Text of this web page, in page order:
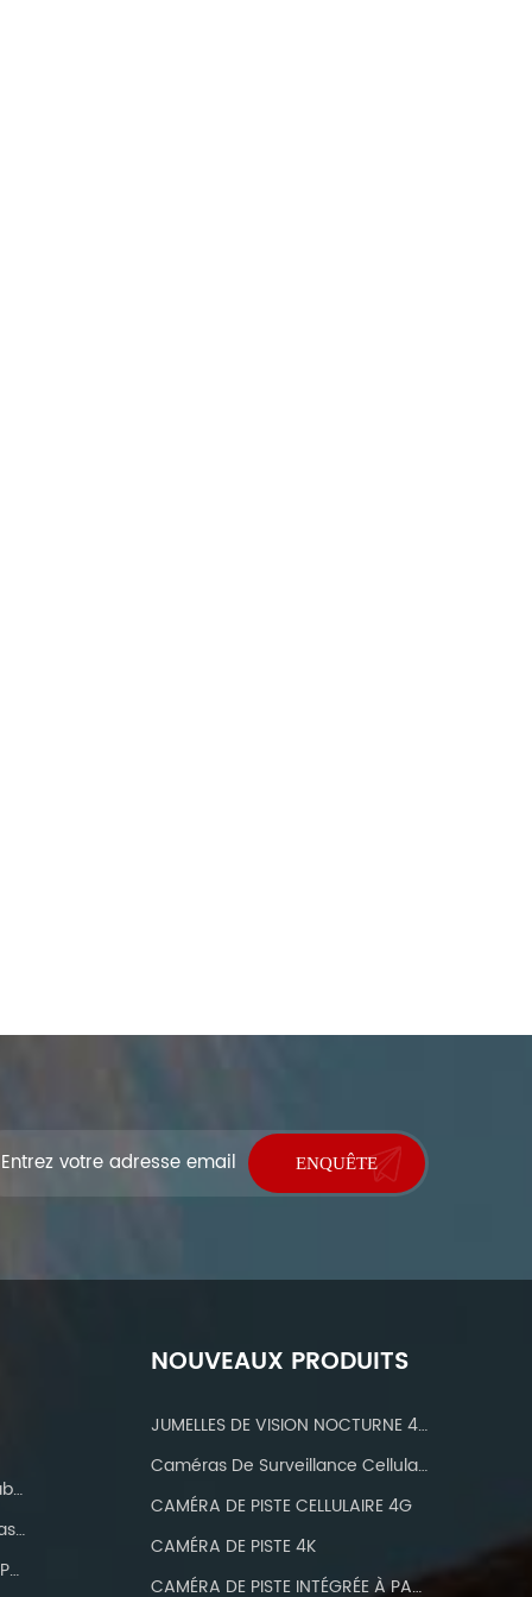
Caméra Wifi Wifi Imperméable IP 66
12MP 1080p Caméra De Chasse
Caméras De Chasse Avec IP66 Étanche
NOUVEAUX PRODUITS
JUMELLES DE VISION NOCTURNE 4K NTK20
Caméras De Surveillance Cellulaires 4G LTE
CAMÉRA DE PISTE CELLULAIRE 4G
CAMÉRA DE PISTE 4K
CAMÉRA DE PISTE INTÉGRÉE À PANNEAU SOLAIRE 4K